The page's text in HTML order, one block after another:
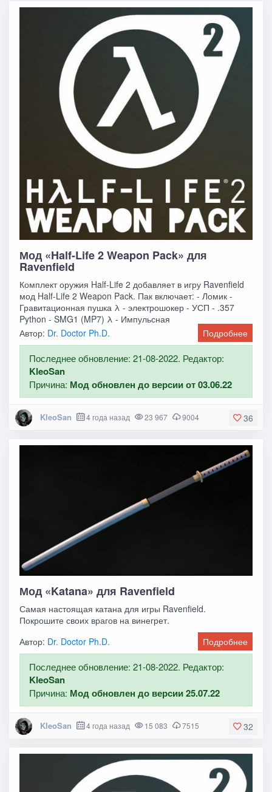
Мод «Half-Life 2 Weapon Pack» для
Ravenfield
Комплект оружия Half-Life 2 добавляет в игру Ravenfield
мод Half-Life 2 Weapon Pack. Пак включает: - Ломик -
Гравитационная пушка λ - электрошокер - УСП - .357
Python - SMG1 (MP7) λ - Импульсная
Автор: Dr. Doctor Ph.D. Подробнее
Последнее обновление: 21-08-2022. Редактор:
KleoSan
Причина: Мод обновлен до версии от 03.06.22
36
KleoSan 4 года назад 23 967 9004
Мод «Katana» для Ravenfield
Самая настоящая катана для игры Ravenfield.
Покрошите своих врагов на винегрет.
Автор: Dr. Doctor Ph.D. Подробнее
Последнее обновление: 21-08-2022. Редактор:
KleoSan
Причина: Мод обновлен до версии 25.07.22
32
KleoSan 4 года назад 15 083 7515